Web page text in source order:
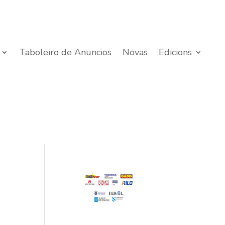
Taboleiro de Anuncios Novas
Edicions